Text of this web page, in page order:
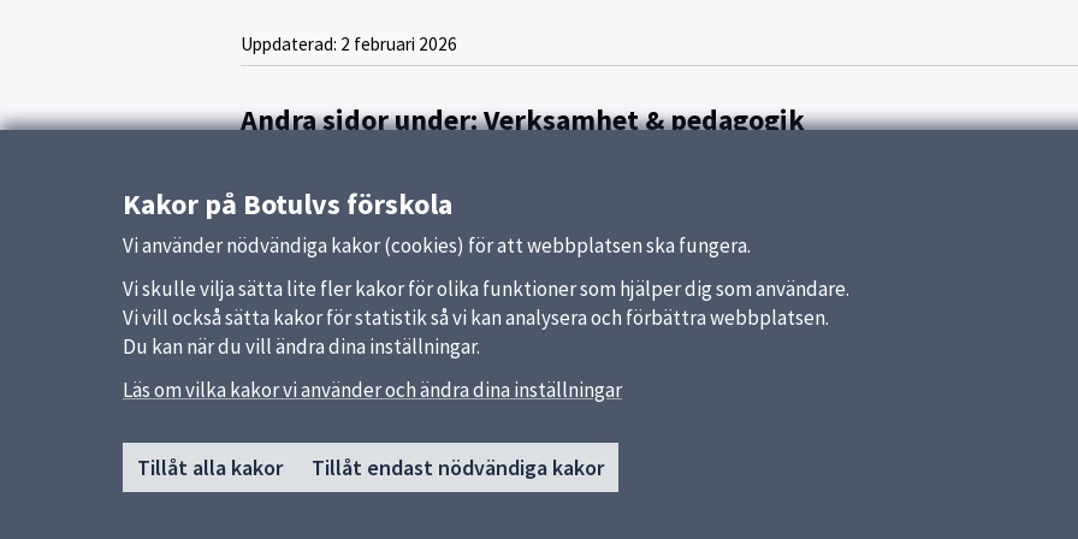
Uppdaterad: 2 februari 2026
Andra sidor under: Verksamhet & pedagogik
Botulvs förskolas ställningstagande
Kakor på Botulvs förskola
Vi använder nödvändiga kakor (cookies) för att webbplatsen ska fungera.
Vi skulle vilja sätta lite fler kakor för olika funktioner som hjälper dig som användare.
Vi vill också sätta kakor för statistik så vi kan analysera och förbättra webbplatsen.
Du kan när du vill ändra dina inställningar.
Läs om vilka kakor vi använder och ändra dina inställningar
Tillåt alla kakor Tillåt endast nödvändiga kakor
SidfotHuvudmeny
Start
Snabblänkar
Uppsala kommun